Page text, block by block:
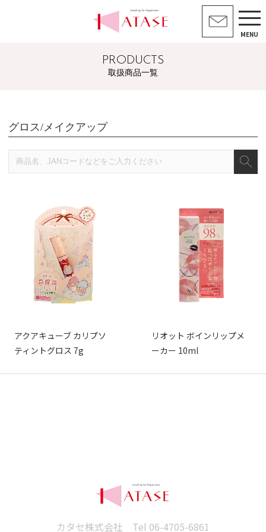
MENU
PRODUCTS
取扱商品一覧
グロス/メイクアップ
アクアキューブ カリプソ
ティントグロス 7g
リオット ボインリップメ
ーカー 10ml
カタセ株式会社 Tel 06-4705-6861